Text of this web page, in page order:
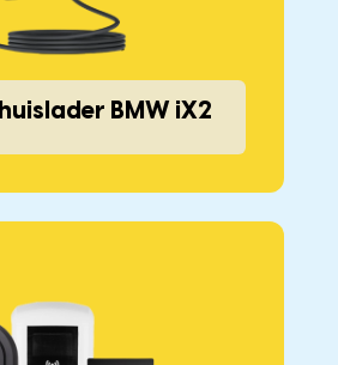
BMW iX2